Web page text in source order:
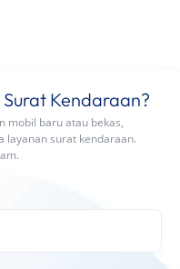
Kendaraan?
mobil baru atau bekas,
layanan surat kendaraan.